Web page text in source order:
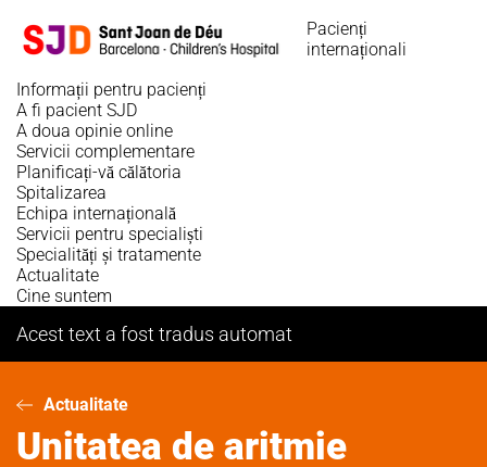
conținutul
Pacienți
internaționali
Informații pentru pacienți
A fi pacient SJD
A doua opinie online
Servicii complementare
Planificați-vă călătoria
Spitalizarea
Echipa internațională
Servicii pentru specialiști
Specialități și tratamente
Actualitate
Cine suntem
Acest text a fost tradus automat
Actualitate
Unitatea de aritmie